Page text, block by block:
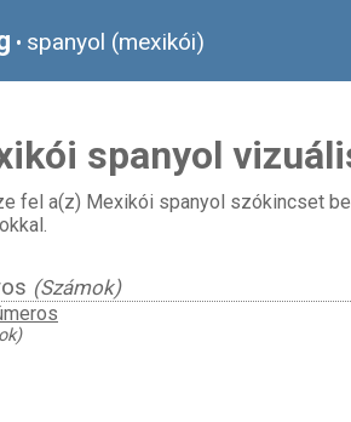
• spanyol (mexikói)
spanyol
fel a(z) Mexikói spanyol szókincset
(Számok)